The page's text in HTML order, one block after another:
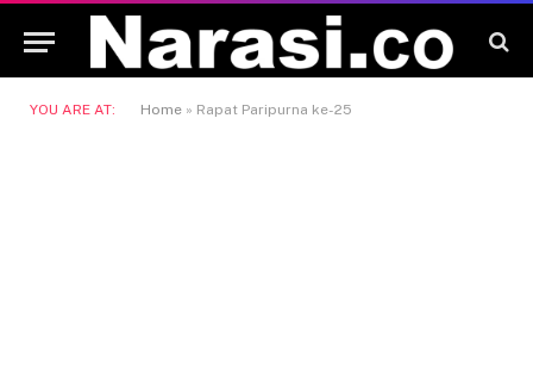
YOU ARE AT: Home » Rapat Paripurna ke-25